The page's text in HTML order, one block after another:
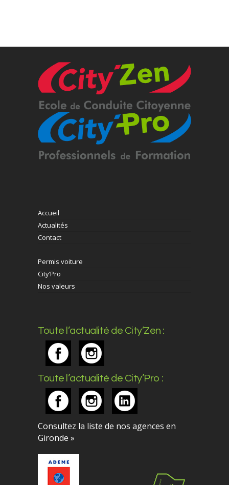
Accueil
Actualités
Contact
Permis voiture
City’Pro
Nos valeurs
Toute l’actualité de City’Zen :
Toute l’actualité de City’Pro :
Consultez la liste de nos agences en
Gironde »